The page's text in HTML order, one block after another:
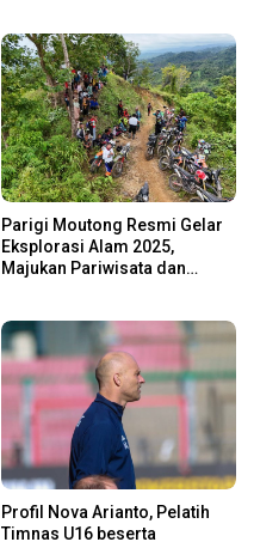
Parigi Moutong Resmi Gelar
Eksplorasi Alam 2025,
Majukan Pariwisata dan
Profil Nova Arianto, Pelatih
Timnas U16 beserta